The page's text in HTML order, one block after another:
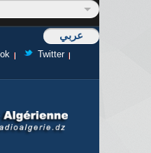
عربي
Twitter